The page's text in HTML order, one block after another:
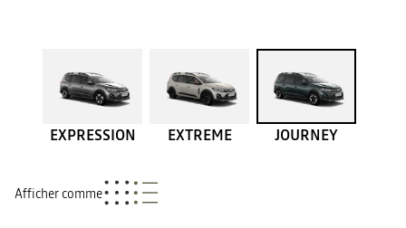
EXPRESSION EXTREME JOURNEY
Afficher comme